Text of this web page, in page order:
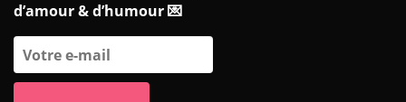
d’amour & d’humour 💌